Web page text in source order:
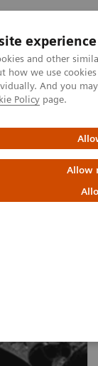
experience
and other
how we use
And you
Policy page.
Allow
Webinare in